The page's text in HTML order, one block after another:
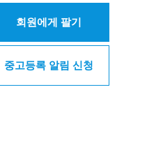
회원에게 팔기
중고등록 알림 신청